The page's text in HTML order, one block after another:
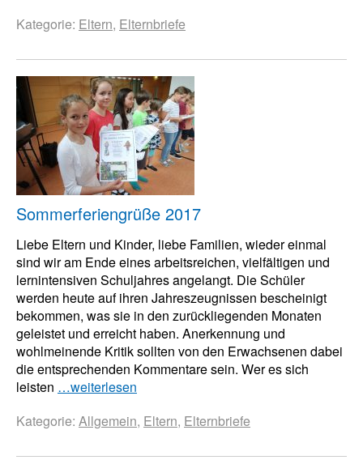
Kategorie: Eltern, Elternbriefe
Sommerferiengrüße 2017
Liebe Eltern und Kinder, liebe Familien, wieder einmal
sind wir am Ende eines arbeitsreichen, vielfältigen und
lernintensiven Schuljahres angelangt. Die Schüler
werden heute auf ihren Jahreszeugnissen bescheinigt
bekommen, was sie in den zurückliegenden Monaten
geleistet und erreicht haben. Anerkennung und
wohlmeinende Kritik sollten von den Erwachsenen dabei
die entsprechenden Kommentare sein. Wer es sich
leisten …weiterlesen
Kategorie: Allgemein, Eltern, Elternbriefe